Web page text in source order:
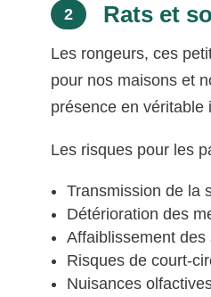
2 Rats et
Les rongeurs, ces
pour nos maisons et
présence en véritable
Les risques pour les
Transmission de la
Détérioration des
Affaiblissement
Risques de court-
Nuisances